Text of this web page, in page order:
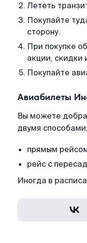
Лететь
Покупайте
сторону.
При покупке
акции, скидки
Покупайте
Авиабилеты
Вы можете
двумя способами:
прямым
рейс с
Иногда в